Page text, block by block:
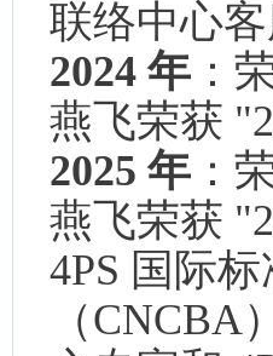
联络中心
2024 年 ：
燕飞荣获
2025 年 ：
燕飞荣获
4PS 国际
（